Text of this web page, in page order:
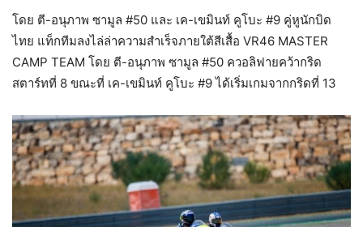
โดย ตี-อนุภาพ ซามูล #50 และ เค-เขมินท์ คูโบะ #9 คู่หูนักบิด
ไทย แท็กทีมลงไล่ล่าความสำเร็จภายใต้สีเสื้อ VR46 MASTER
CAMP TEAM โดย ตี-อนุภาพ ซามูล #50 ควอลิฟายคว้ากริด
สตาร์ทที่ 8 ขณะที่ เค-เขมินท์ คูโบะ #9 ได้เริ่มเกมจากกริดที่ 13